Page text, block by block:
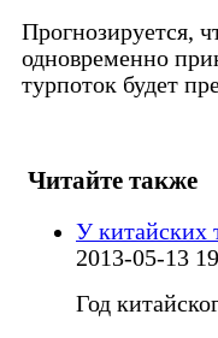
Прогнозируется,
одновременно
турпоток будет
Читайте также
У китайских
2013-05-13
Год